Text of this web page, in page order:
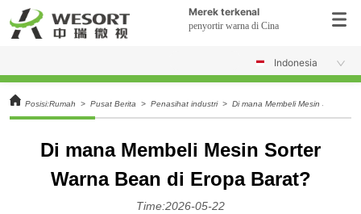
Merek terkenal
penyortir warna di Cina
Indonesia
Posisi:Rumah > Pusat Berita > Penasihat industri > Di mana Membeli Mesin Sorter
Di mana Membeli Mesin Sorter
Warna Bean di Eropa Barat?
Time:2026-05-22